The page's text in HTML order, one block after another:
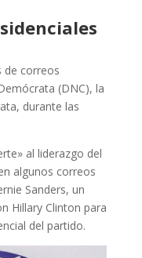
de correos
(DNC), la
durante las
al liderazgo del
algunos correos
Sanders, un
Hillary Clinton para
del partido.